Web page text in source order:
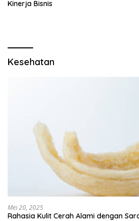
Kinerja Bisnis
Kesehatan
Mei 20, 2025
Rahasia Kulit Cerah Alami dengan